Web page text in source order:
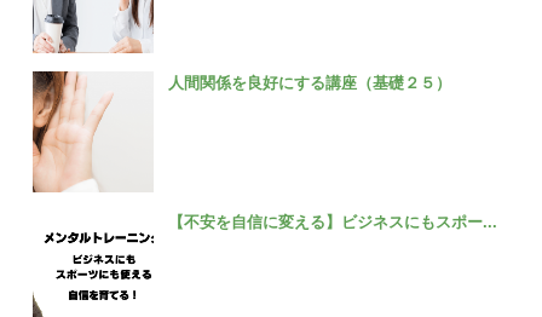
人間関係を良好にする講座（基礎２５）
【不安を自信に変える】ビジネスにもスポー...